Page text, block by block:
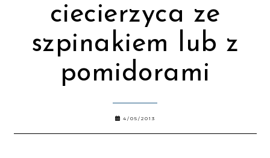
ciecierzyca ze
szpinakiem lub z
pomidorami
4/05/2013